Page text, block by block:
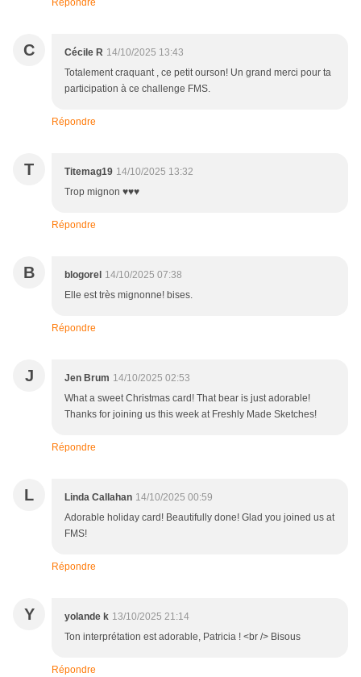
Répondre
C Cécile R 14/10/2025 13:43
Totalement craquant , ce petit ourson! Un grand merci pour ta
participation à ce challenge FMS.
Répondre
T Titemag19 14/10/2025 13:32
Trop mignon ♥♥♥
Répondre
B blogorel 14/10/2025 07:38
Elle est très mignonne! bises.
Répondre
J Jen Brum 14/10/2025 02:53
What a sweet Christmas card! That bear is just adorable!
Thanks for joining us this week at Freshly Made Sketches!
Répondre
L Linda Callahan 14/10/2025 00:59
Adorable holiday card! Beautifully done! Glad you joined us at
FMS!
Répondre
Y yolande k 13/10/2025 21:14
Ton interprétation est adorable, Patricia ! <br /> Bisous
Répondre